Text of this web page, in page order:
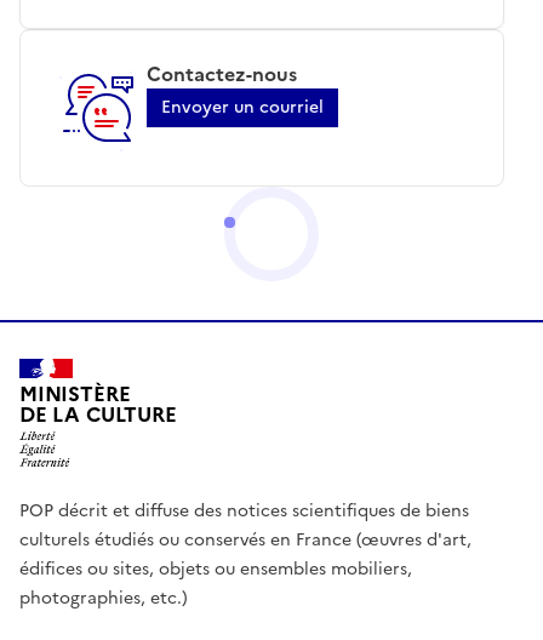
Contactez-nous
Envoyer un courriel
MINISTÈRE
DE LA CULTURE
POP décrit et diffuse des notices scientifiques de biens
culturels étudiés ou conservés en France (œuvres d'art,
édifices ou sites, objets ou ensembles mobiliers,
photographies, etc.)